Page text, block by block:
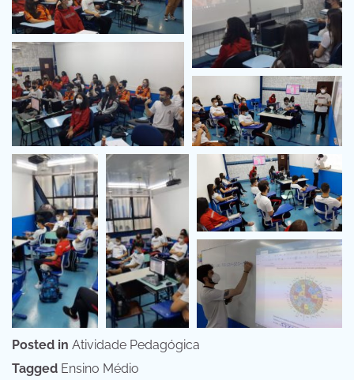
Posted in Atividade Pedagógica
Tagged Ensino Médio